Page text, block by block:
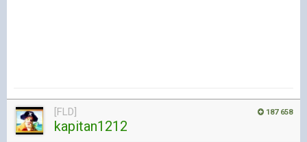
187 658
[FLD]
kapitan1212